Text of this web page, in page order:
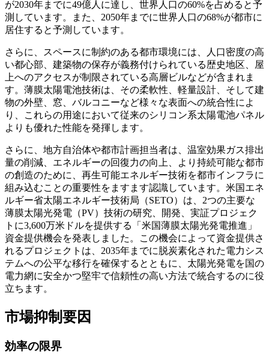
が2030年までに49億人に達し、世界人口の60%を占めると予
測しています。また、2050年までに世界人口の68%が都市に
居住すると予測しています。
さらに、スペースに制約のある都市環境には、人口密度の高
い都心部、建築物の保存が義務付けられている歴史地区、屋
上へのアクセスが制限されている高層ビルなどが含まれま
す。薄膜太陽電池技術は、その柔軟性、軽量設計、そして建
物の外壁、窓、バルコニーなど様々な表面への統合性によ
り、これらの用途において従来のシリコン系太陽電池パネル
よりも優れた性能を発揮します。
さらに、地方自治体や都市計画担当者は、温室効果ガス排出
量の削減、エネルギーの回復力の向上、より持続可能な都市
の創造のために、再生可能エネルギー技術を都市インフラに
組み込むことの重要性をますます認識しています。米国エネ
ルギー省太陽エネルギー技術局（SETO）は、2つの主要な
薄膜太陽光発電（PV）技術の研究、開発、実証プロジェク
トに3,600万米ドルを提供する「米国薄膜太陽光発電推進」
資金提供機会を発表しました。この機会によって資金提供さ
れるプロジェクトは、2035年までに脱炭素化された電力シス
テムへの公平な移行を確保するとともに、太陽光発電を国の
電力網に安全かつ堅牢で信頼性の高い方法で統合するのに役
立ちます。
市場抑制要因
効率の限界